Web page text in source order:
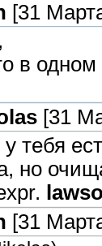
[31
,
в одном
[31
у тебя
но
[31